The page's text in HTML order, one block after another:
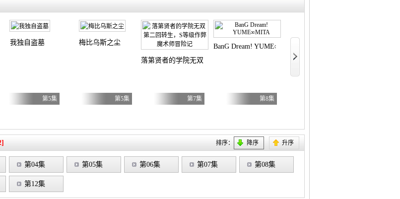
知识开无双
我独自盗墓
第5集
梅比乌斯之尘
第5集
落第贤者的学院无双第二回转生，S等级作弊魔术师冒险记
第7集
BanG Dream! YUME∞MITA
第8集
排序： 降序 升序
第04集 第05集 第06集 第07集 第08集
第12集